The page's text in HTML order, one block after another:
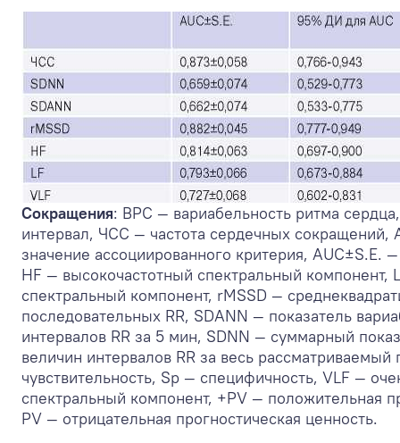
Сокращения: ВРС — вариабельность ритма
интервал, ЧСС — частота сердечных
значение ассоциированного критерия, АUC±S.E.
HF — высокочастотный спектральный компонент,
спектральный компонент, rMSSD —
последовательных RR, SDANN — показатель
интервалов RR за 5 мин, SDNN — суммарный
величин интервалов RR за весь
чувствительность, Sp — специфичность, VLF —
спектральный компонент, +PV — положительная
PV — отрицательная прогностическая ценность.